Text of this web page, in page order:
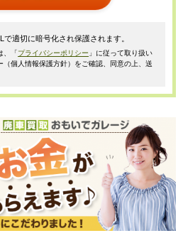
適切に暗号化され保護されます。
、「プライバシーポリシー 」に従って取り扱い
（個人情報保護方針）をご確認、同意の上、送